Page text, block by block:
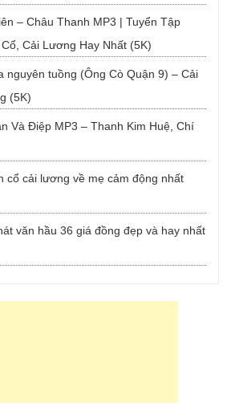
– Châu Thanh MP3 | Tuyển Tập
Cải Lương Hay Nhất (5K)
nguyên tuồng (Ông Cò Quận 9) – Cải
(5K)
Và Điệp MP3 – Thanh Kim Huệ, Chí
cổ cải lương về mẹ cảm động nhất
văn hầu 36 giá đồng đẹp và hay nhất